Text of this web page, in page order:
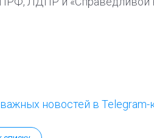
новостей в Telegram-